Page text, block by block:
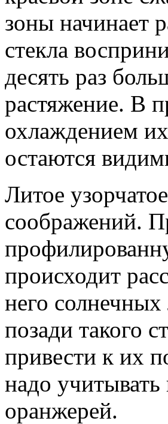
зоны начинает
стекла
десять раз
растяжение. В
охлаждением
остаются
Литое
соображений.
происходит
него
позади такого
привести к их
надо учитывать
оранжерей.